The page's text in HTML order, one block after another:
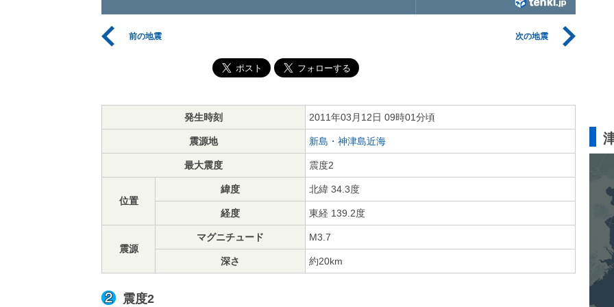
前の地震 次の地震
発生時刻 2011年03月12日 09時01分頃
震源地 新島・神津島近海
最大震度 震度2
位置
緯度 北緯 34.3度
経度 東経 139.2度
震源
マグニチュード M3.7
深さ 約20km
震度2